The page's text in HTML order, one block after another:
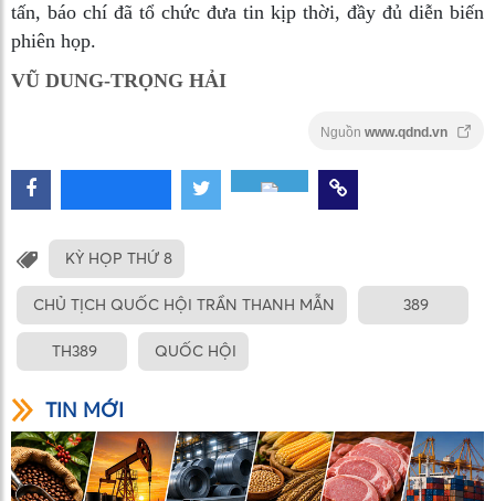
tấn, báo chí đã tổ chức đưa tin kịp thời, đầy đủ diễn biến
phiên họp.
VŨ DUNG-TRỌNG HẢI
Nguồn www.qdnd.vn
KỲ HỌP THỨ 8
CHỦ TỊCH QUỐC HỘI TRẦN THANH MẪN 389
TH389 QUỐC HỘI
TIN MỚI